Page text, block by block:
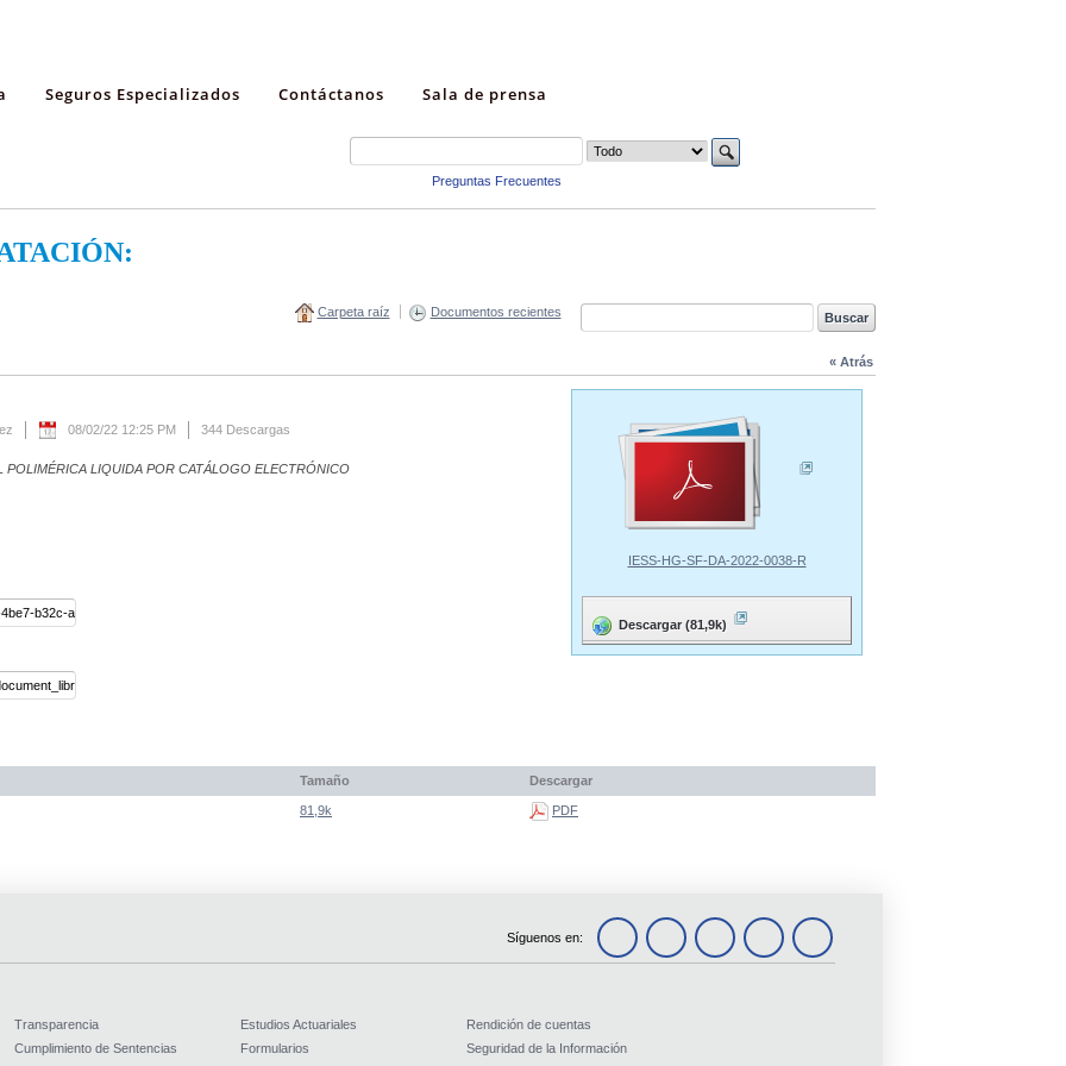
Seguros Especializados Contáctanos Sala de prensa
Preguntas Frecuentes
Carpeta raíz Documentos recientes
« Atrás
08/02/22 12:25 PM 344 Descargas
LIQUIDA POR CATÁLOGO ELECTRÓNICO
IESS-HG-SF-DA-2022-0038-R
Descargar (81,9k)
Tamaño Descargar
81,9k PDF
Síguenos en:
Transparencia
Cumplimiento de Sentencias
Estudios Actuariales
Formularios
Rendición de cuentas
Seguridad de la Información